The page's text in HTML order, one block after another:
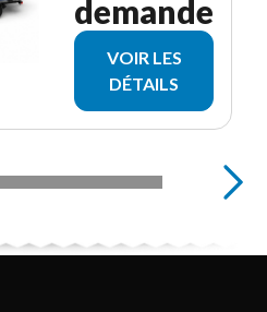
demande
VOIR LES
DÉTAILS